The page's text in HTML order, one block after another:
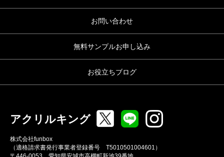
お問い合わせ
無料サンプルお申し込み
お役立ちブログ
アクリルキング
株式会社funbox
（適格請求書発行事業者登録番号 T5010501004601）